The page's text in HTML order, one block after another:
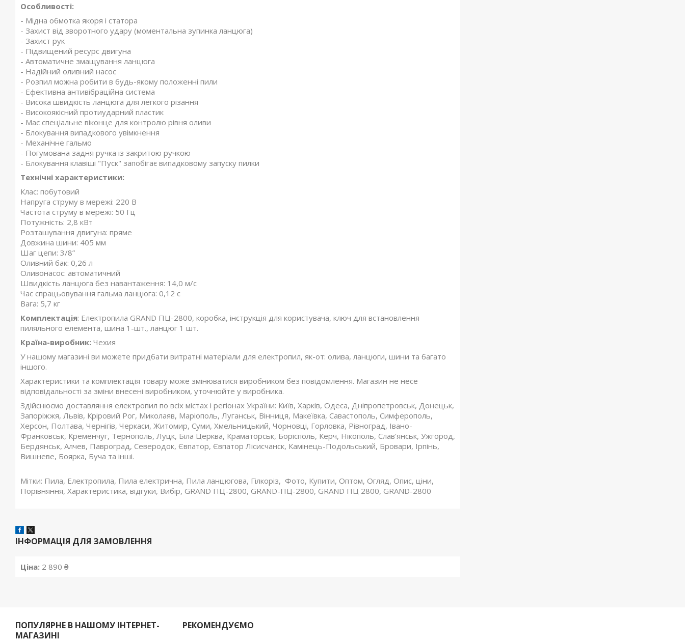
Особливості:
- Мідна обмотка якоря і статора
- Захист від зворотного удару (моментальна зупинка ланцюга)
- Захист рук
- Підвищений ресурс двигуна
- Автоматичне змащування ланцюга
- Надійний оливний насос
- Розпил можна робити в будь-якому положенні пили
- Ефективна антивібраційна система
- Висока швидкість ланцюга для легкого різання
- Високоякісний протиударний пластик
- Має спеціальне віконце для контролю рівня оливи
- Блокування випадкового увімкнення
- Механічне гальмо
- Погумована задня ручка із закритою ручкою
- Блокування клавіші "Пуск" запобігає випадковому запуску пилки
Технічні характеристики:
Клас: побутовий
Напруга струму в мережі: 220 В
Частота струму в мережі: 50 Гц
Потужність: 2,8 кВт
Розташування двигуна: пряме
Довжина шини: 405 мм
Шаг цепи: 3/8”
Оливний бак: 0,26 л
Оливонасос: автоматичний
Швидкість ланцюга без навантаження: 14,0 м/с
Час спрацьовування гальма ланцюга: 0,12 с
Вага: 5,7 кг
Комплектація: Електропила GRAND ПЦ-2800, коробка, інструкція для користувача, ключ для встановлення
пиляльного елемента, шина 1-шт., ланцюг 1 шт.
Країна-виробник: Чехия
У нашому магазині ви можете придбати витратні матеріали для електропил, як-от: олива, ланцюги, шини та багато
іншого.
Характеристики та комплектація товару може змінюватися виробником без повідомлення. Магазин не несе
відповідальності за зміни внесені виробником, уточнюйте у виробника.
Здійснюємо доставляння електропил по всіх містах і регіонах України: Київ, Харків, Одеса, Дніпропетровськ, Донецьк,
Запоріжжя, Львів, Кріровий Рог, Миколаяв, Маріополь, Луганськ, Вінниця, Макеївка, Савастополь, Симферополь,
Херсон, Полтава, Чернігів, Черкаси, Житомир, Суми, Хмельницький, Чорновці, Горловка, Рівноград, Івано-
Франковськ, Кременчуг, Тернополь, Луцк, Біла Церква, Краматорськ, Борісполь, Керч, Нікополь, Слав'янськ, Ужгород,
Бердянськ, Алчев, Павроград, Северодок, Євпатор, Євпатор Лісисчанск, Камінець-Подольський, Бровари, Ірпінь,
Вишневе, Боярка, Буча та інші.
Мітки: Пила, Електропила, Пила електрична, Пила ланцюгова, Гілкоріз, Фото, Купити, Оптом, Огляд, Опис, ціни,
Порівняння, Характеристика, відгуки, Вибір, GRAND ПЦ-2800, GRAND-ПЦ-2800, GRAND ПЦ 2800, GRAND-2800
ІНФОРМАЦІЯ ДЛЯ ЗАМОВЛЕННЯ
Ціна: 2 890 ₴
ПОПУЛЯРНЕ В НАШОМУ ІНТЕРНЕТ-
МАГАЗИНІ
РЕКОМЕНДУЄМО